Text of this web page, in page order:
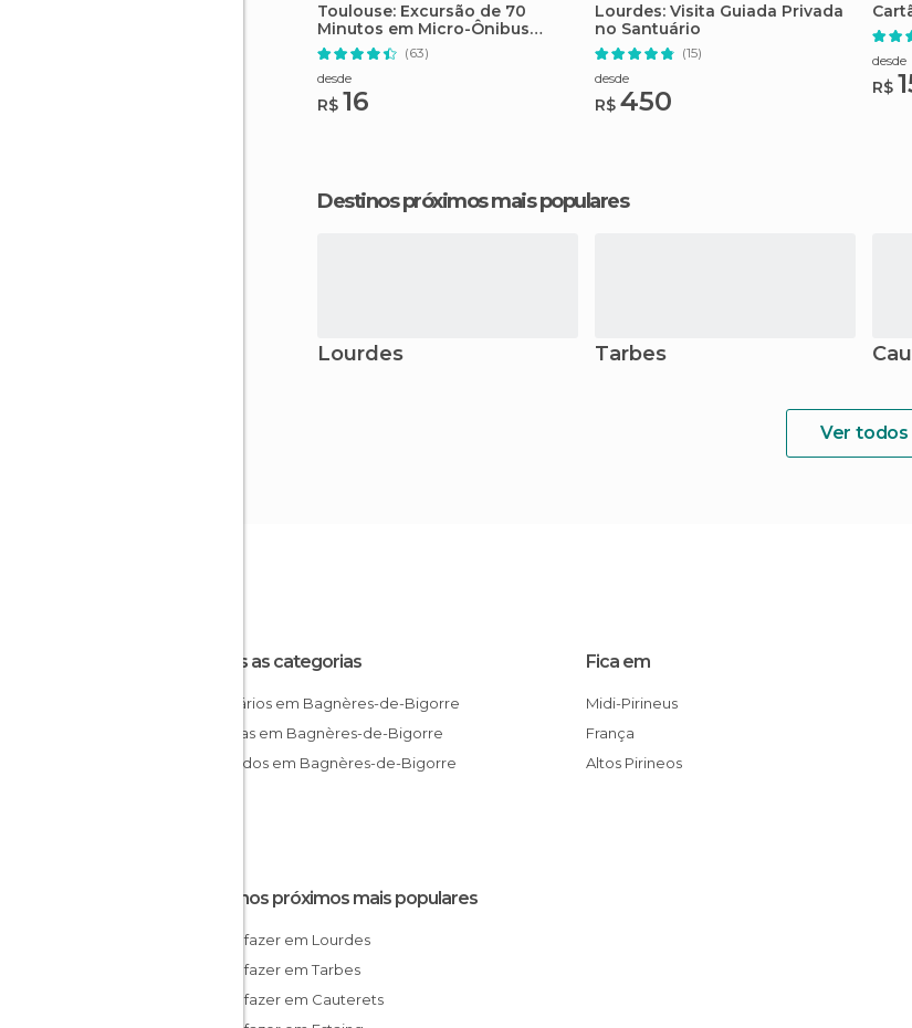
Toulouse: Excursão de 70
Minutos em Micro-Ônibus
Aberto
(63)
desde
R$ 16
Lourdes: Visita Guiada Privada
no Santuário
(15)
desde
R$ 450
desde
R$
Destinos próximos mais populares
Lourdes Tarbes
Ver todos
Todas as categorias
Balneários em Bagnères-de-Bigorre
Estátuas em Bagnères-de-Bigorre
Mercados em Bagnères-de-Bigorre
Fica em
Midi-Pirineus
França
Altos Pirineos
Destinos próximos mais populares
O que fazer em Lourdes
O que fazer em Tarbes
O que fazer em Cauterets